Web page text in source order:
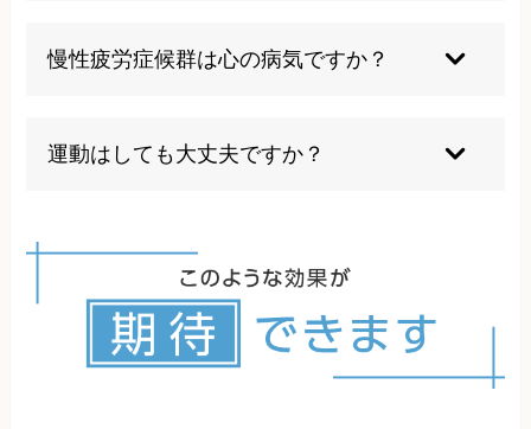
きます。
ることが何よりも重要です。当院では徹底した検
査により、あなたの身体が抱える問題点を明らか
系に影響を与え、全身の機能低下を招きます。特
に上部頚椎の状態は脳への血流や神経伝達に大き
は血流を阻害し、疲労物質の蓄積を促進します。
疲労に関係する肝臓や副腎の状態も含め、あらゆ
る方向からアプローチし、改善に導きます。
慢性疲労症候群は心の病気ですか？
ん。世界保健機関（WHO）も神経系の疾患とし
て分類しています。免疫系の異常や自律神経系の
次的なストレスやうつ症状を伴うことはありま
運動はしても大丈夫ですか？
す。適切な強度と頻度であれば血流改善や筋力維
持に役立ちますが、過度な運動は症状を悪化させ
る「労作後の倦怠感」を引き起こす可能性があり
ます。当院では検査結果に基づいて、あなたの状
態に合った運動プログラムをアドバイスします。